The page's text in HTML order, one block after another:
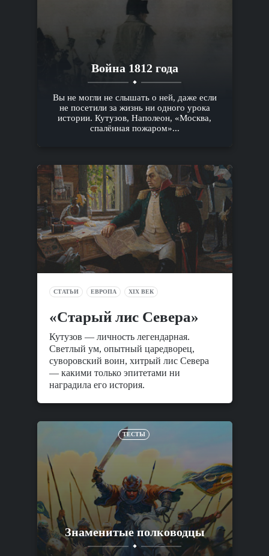
Война 1812 года
Вы не могли не слышать о ней, даже если
не посетили за жизнь ни одного урока
истории. Кутузов, Наполеон, «Москва,
спалённая пожаром»...
СТАТЬИ ЕВРОПА XIX ВЕК
«Старый лис Севера»
Кутузов — личность легендарная.
Светлый ум, опытный царедворец,
суворовский воин, хитрый лис Севера
— какими только эпитетами ни
наградила его история.
ТЕСТЫ
Знаменитые полководцы